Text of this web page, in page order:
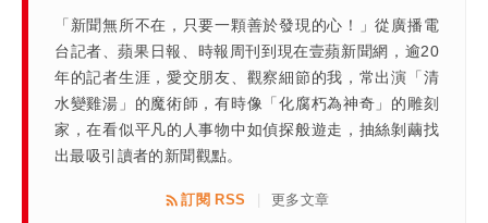
「新聞無所不在，只要一顆善於發現的心！」從廣播電
台記者、蘋果日報、時報周刊到現在壹蘋新聞網，逾20
年的記者生涯，愛交朋友、觀察細節的我，常出演「清
水變雞湯」的魔術師，有時像「化腐朽為神奇」的雕刻
家，在看似平凡的人事物中如偵探般遊走，抽絲剝繭找
出最吸引讀者的新聞觀點。
訂閱 RSS 更多文章